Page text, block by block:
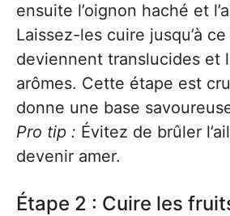
ensuite l’oignon haché et
Laissez-les cuire jusqu’à ce
deviennent translucides et
arômes. Cette étape est
donne une base
Pro tip : Évitez de brûler
devenir amer.
Étape 2 : Cuire les